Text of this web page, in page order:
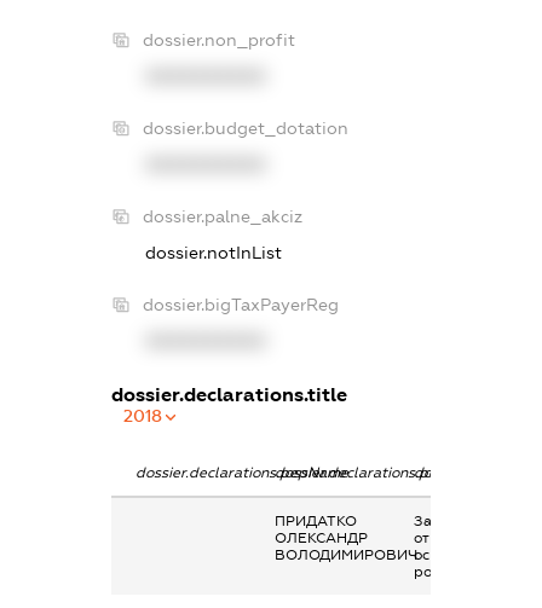
dossier.non_profit
dossier.budget_dotation
dossier.palne_akciz
dossier.notInList
dossier.bigTaxPayerReg
dossier.declarations.title
2018
dossier.declarations.pepNamedossier.declarations.personName
ПРИДАТКО
ОЛЕКСАНДР
ВОЛОДИМИРОВИЧ
Заробітна плата
отримана за
основним місцем
роботи